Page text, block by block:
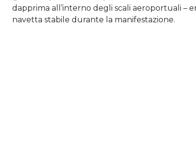
dapprima all’interno degli scali aeroportuali –
navetta stabile durante la manifestazione.